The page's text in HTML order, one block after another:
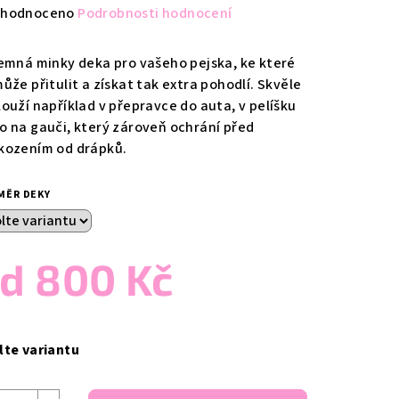
Podrobnosti hodnocení
minky deka pro vašeho pejska, ke které
přitulit a získat tak extra pohodlí. Skvěle
například v přepravce do auta, v pelíšku
na gauči, který zároveň ochrání před
od drápků.
DEKY
800 Kč
variantu